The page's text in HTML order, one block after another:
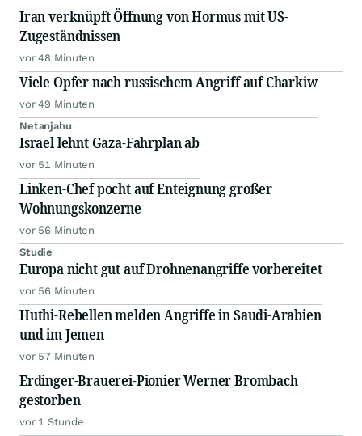
Iran verknüpft Öffnung von Hormus mit US-
Zugeständnissen
vor 48 Minuten
Viele Opfer nach russischem Angriff auf Charkiw
vor 49 Minuten
Netanjahu
Israel lehnt Gaza-Fahrplan ab
vor 51 Minuten
Linken-Chef pocht auf Enteignung großer
Wohnungskonzerne
vor 56 Minuten
Studie
Europa nicht gut auf Drohnenangriffe vorbereitet
vor 56 Minuten
Huthi-Rebellen melden Angriffe in Saudi-Arabien
und im Jemen
vor 57 Minuten
Erdinger-Brauerei-Pionier Werner Brombach
gestorben
vor 1 Stunde